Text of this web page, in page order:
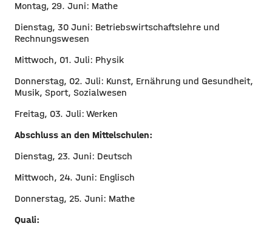
Montag, 29. Juni: Mathe
Dienstag, 30 Juni: Betriebswirtschaftslehre und
Rechnungswesen
Mittwoch, 01. Juli: Physik
Donnerstag, 02. Juli: Kunst, Ernährung und Gesundheit,
Musik, Sport, Sozialwesen
Freitag, 03. Juli: Werken
Abschluss an den Mittelschulen:
Dienstag, 23. Juni: Deutsch
Mittwoch, 24. Juni: Englisch
Donnerstag, 25. Juni: Mathe
Quali: